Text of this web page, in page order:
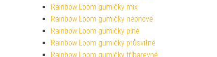
Rainbow Loom gumičky mix
Rainbow Loom gumičky neonové
Rainbow Loom gumičky plné
Rainbow Loom gumičky průsvitné
Rainbow Loom gumičky tříbarevné